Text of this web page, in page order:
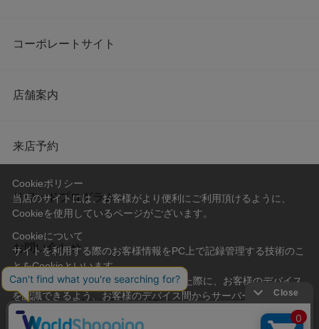
コーポレートサイト
店舗案内
来店予約
リワードプログラム
お問い合わせ
会社概要 プライバシーポリシー
Cookieポリシー
当店のサイトには、お客様がより便利にご利用頂けるように、
Cookieを使用しているページがございます。
Cookieについて
サイトを利用する際のお客様情報をPC上で記録管理する技術のこ
とをCookieといいます。
Cookieはお客様がサイトを再訪問された際に、お客様のデバイス
を認識できるよう、お客様のデバイス間からサーバーへ送り返さ
れます。
なお、Cookieに保存されている情報のみで、お客様個人を特定す